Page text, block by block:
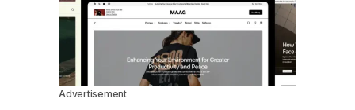
Advertisement